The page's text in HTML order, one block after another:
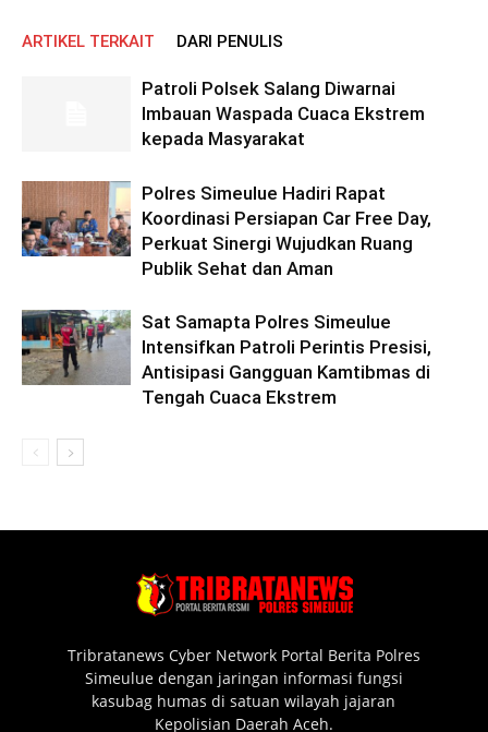
ARTIKEL TERKAIT DARI PENULIS
Patroli Polsek Salang Diwarnai
Imbauan Waspada Cuaca Ekstrem
kepada Masyarakat
Polres Simeulue Hadiri Rapat
Koordinasi Persiapan Car Free Day,
Perkuat Sinergi Wujudkan Ruang
Publik Sehat dan Aman
Sat Samapta Polres Simeulue
Intensifkan Patroli Perintis Presisi,
Antisipasi Gangguan Kamtibmas di
Tengah Cuaca Ekstrem
Tribratanews Cyber Network Portal Berita Polres
Simeulue dengan jaringan informasi fungsi
kasubag humas di satuan wilayah jajaran
Kepolisian Daerah Aceh.